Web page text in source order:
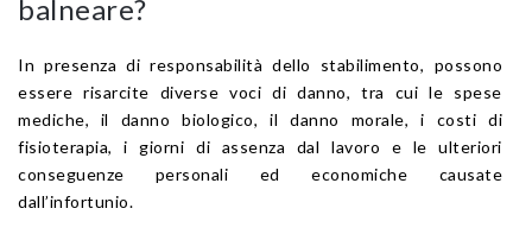
balneare?
In presenza di responsabilità dello stabilimento, possono
essere risarcite diverse voci di danno, tra cui le spese
mediche, il danno biologico, il danno morale, i costi di
fisioterapia, i giorni di assenza dal lavoro e le ulteriori
conseguenze personali ed economiche causate
dall’infortunio.